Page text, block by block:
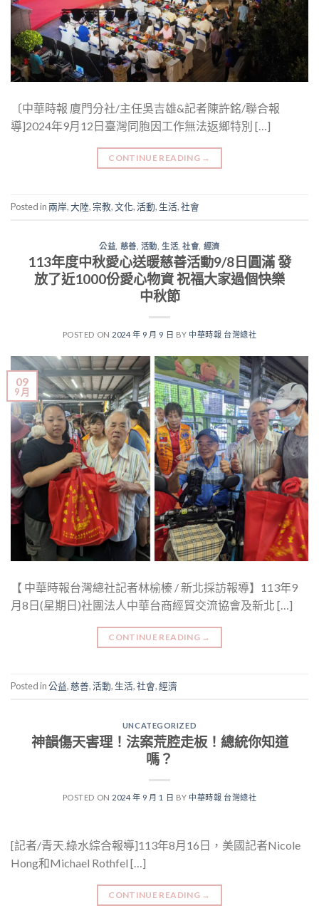
〔中華時報 廈門分社/主任吳吉雄&記者陳許銘/聯合報
導]2024年9月12日臺灣同胞因工作無法返鄉特別 […]
CONTINUE READING →
Posted in兩岸,大陸,宗教,文化,活動,生活,社會
公益 慈善 活動 ,生活 ,社會, 經濟
113年度中秋愛心送暖慈善活動9/8日圓滿 發
放了近1000份愛心物資 祝福大家過個快樂
中秋節
POSTED ON 2024 年 9 月 9 日 BY 中華時報 台灣總社
09
9 月
【 中華時報台灣總社記者林榆榛 / 新北採訪報導】113年9
月8日(星期日)社團法人中華台商經貿交流協會及新北 […]
CONTINUE READING →
Posted in公益,慈善,活動,生活,社會,經濟
UNCATEGORIZED
神韻傷天害理！法案荒腔走板！總統你知道
嗎？
POSTED ON 2024 年 9 月 1 日 BY 中華時報 台灣總社
[記者/青天.綠水綜合報導]113年8月16日，美國記者Nicole
Hong和Michael Rothfel […]
CONTINUE READING →